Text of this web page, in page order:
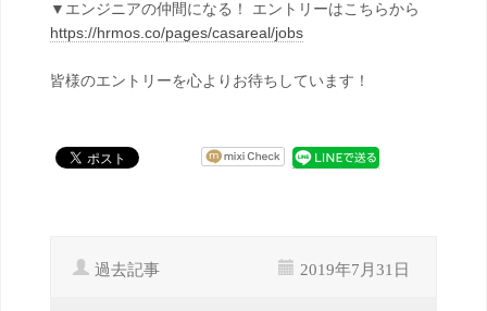
▼エンジニアの仲間になる！ エントリーはこちらから
https://hrmos.co/pages/casareal/jobs
皆様のエントリーを心よりお待ちしています！
過去記事 2019年7月31日